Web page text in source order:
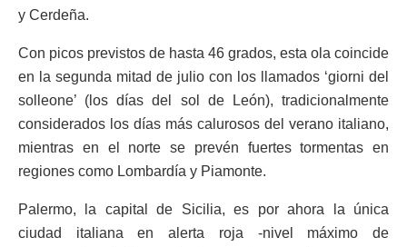
y Cerdeña.
Con picos previstos de hasta 46 grados, esta ola coincide
en la segunda mitad de julio con los llamados ‘giorni del
solleone’ (los días del sol de León), tradicionalmente
considerados los días más calurosos del verano italiano,
mientras en el norte se prevén fuertes tormentas en
regiones como Lombardía y Piamonte.
Palermo, la capital de Sicilia, es por ahora la única
ciudad italiana en alerta roja -nivel máximo de